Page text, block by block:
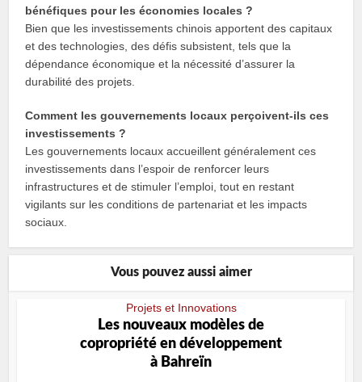
bénéfiques pour les économies locales ?
Bien que les investissements chinois apportent des capitaux
et des technologies, des défis subsistent, tels que la
dépendance économique et la nécessité d’assurer la
durabilité des projets.
Comment les gouvernements locaux perçoivent-ils ces
investissements ?
Les gouvernements locaux accueillent généralement ces
investissements dans l’espoir de renforcer leurs
infrastructures et de stimuler l’emploi, tout en restant
vigilants sur les conditions de partenariat et les impacts
sociaux.
Vous pouvez aussi aimer
Projets et Innovations
Les nouveaux modèles de
copropriété en développement
à Bahreïn